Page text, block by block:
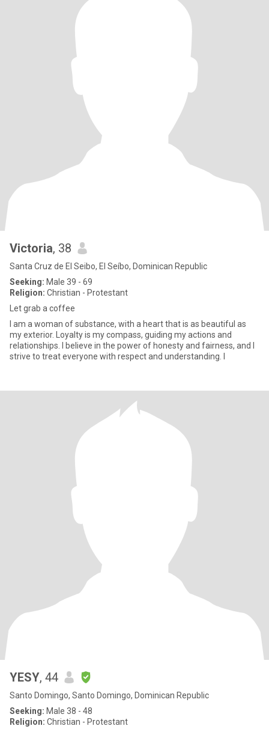
Victoria, 38
Santa Cruz de El Seibo, El Seíbo, Dominican Republic
Seeking: Male 39 - 69
Religion: Christian - Protestant
Let grab a coffee
I am a woman of substance, with a heart that is as beautiful as
my exterior. Loyalty is my compass, guiding my actions and
relationships. I believe in the power of honesty and fairness, and I
strive to treat everyone with respect and understanding. I
YESY, 44
Santo Domingo, Santo Domingo, Dominican Republic
Seeking: Male 38 - 48
Religion: Christian - Protestant